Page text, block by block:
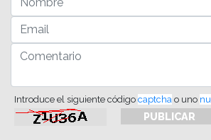
Introduce el siguiente código captcha o uno